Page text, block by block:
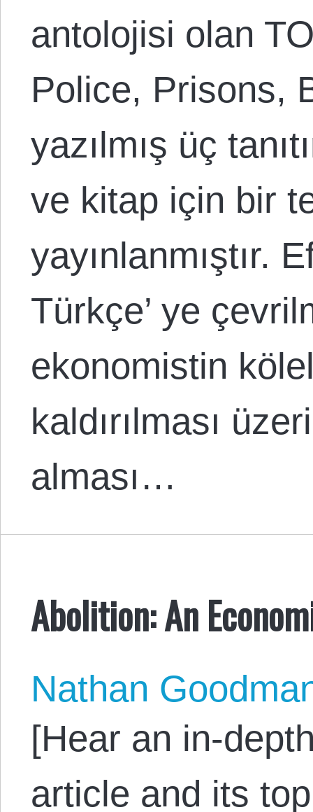
antolojisi olan
Police, Prisons,
yazılmış üç
ve kitap için bir
yayınlanmıştır.
Türkçe’ ye
ekonomistin
kaldırılması
alması…
Abolition: An
Nathan
[Hear an in-
article and its